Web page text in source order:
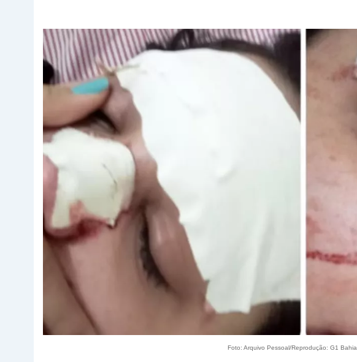
Foto: Arquivo Pessoal/Reprodução: G1 Bahia